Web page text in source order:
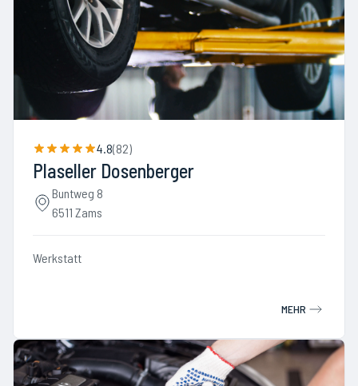
4.8(82)
Plaseller Dosenberger
Buntweg 8
6511 Zams
Werkstatt
MEHR